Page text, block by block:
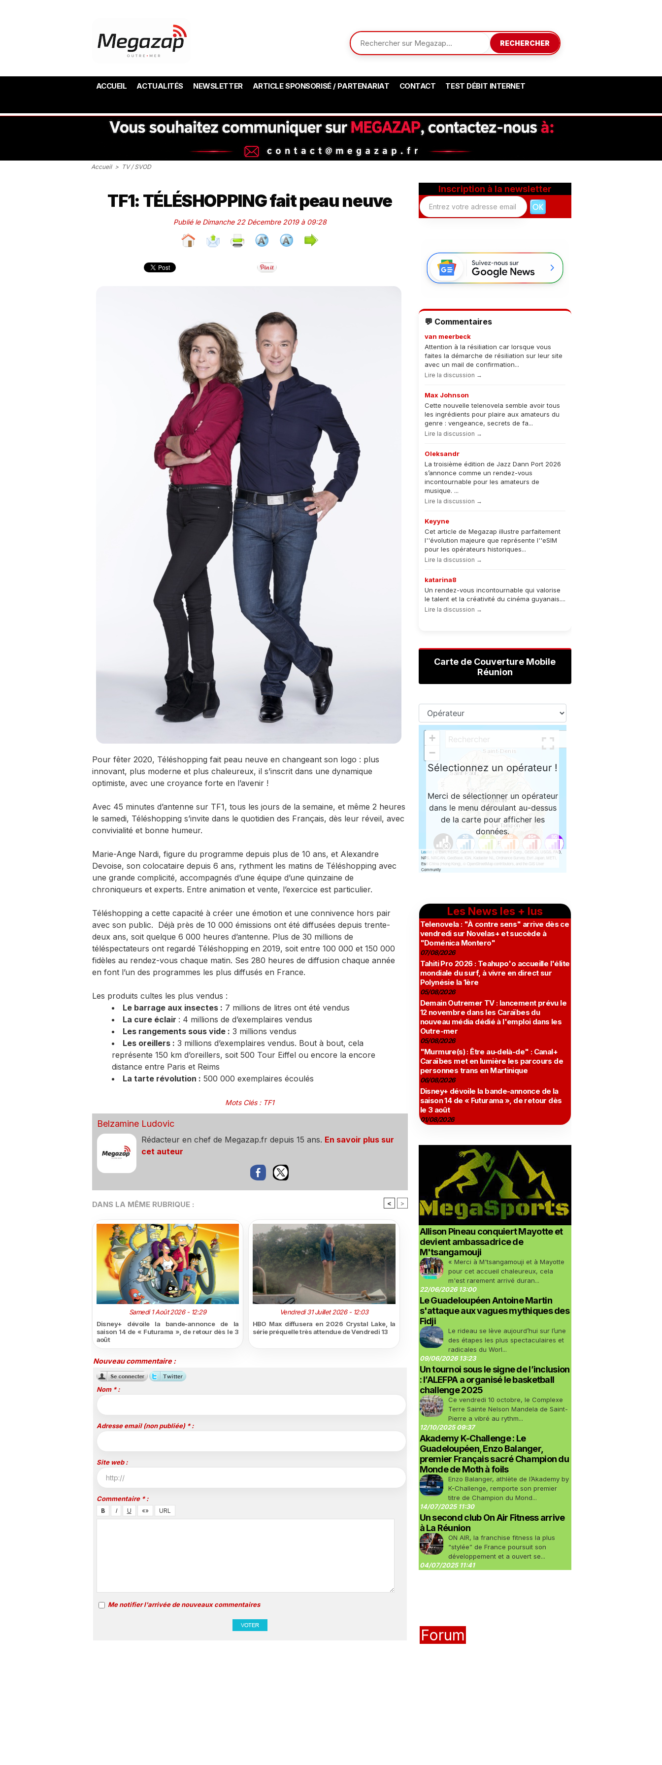
RECHERCHER
ACCUEIL ACTUALITÉS NEWSLETTER ARTICLE SPONSORISÉ / PARTENARIAT CONTACT TEST DÉBIT INTERNET
Accueil > TV / SVOD
TF1: TÉLÉSHOPPING fait peau neuve
Publié le Dimanche 22 Décembre 2019 à 09:28
Pour fêter 2020, Téléshopping fait peau neuve en changeant son logo : plus
innovant, plus moderne et plus chaleureux, il s’inscrit dans une dynamique
optimiste, avec une croyance forte en l’avenir !
Avec 45 minutes d’antenne sur TF1, tous les jours de la semaine, et même 2 heures
le samedi, Téléshopping s’invite dans le quotidien des Français, dès leur réveil, avec
convivialité et bonne humeur.
Marie-Ange Nardi, figure du programme depuis plus de 10 ans, et Alexandre
Devoise, son colocataire depuis 6 ans, rythment les matins de Téléshopping avec
une grande complicité, accompagnés d’une équipe d’une quinzaine de
chroniqueurs et experts. Entre animation et vente, l’exercice est particulier.
Téléshopping a cette capacité à créer une émotion et une connivence hors pair
avec son public. Déjà près de 10 000 émissions ont été diffusées depuis trente-
deux ans, soit quelque 6 000 heures d’antenne. Plus de 30 millions de
téléspectateurs ont regardé Téléshopping en 2019, soit entre 100 000 et 150 000
fidèles au rendez-vous chaque matin. Ses 280 heures de diffusion chaque année
en font l’un des programmes les plus diffusés en France.
Les produits cultes les plus vendus :
Le barrage aux insectes : 7 millions de litres ont été vendus
La cure éclair : 4 millions de d’exemplaires vendus
Les rangements sous vide : 3 millions vendus
Les oreillers : 3 millions d’exemplaires vendus. Bout à bout, cela
représente 150 km d’oreillers, soit 500 Tour Eiffel ou encore la encore
distance entre Paris et Reims
La tarte révolution : 500 000 exemplaires écoulés
Mots Clés: TF1
Belzamine Ludovic
Rédacteur en chef de Megazap.fr depuis 15 ans. En savoir plus sur
cet auteur
DANS LA MÊME RUBRIQUE : < >
Samedi 1 Août 2026 - 12:29
Disney+ dévoile la bande-annonce de la
saison 14 de « Futurama », de retour dès le 3
août
Vendredi 31 Juillet 2026 - 12:03
HBO Max diffusera en 2026 Crystal Lake, la
série préquelle très attendue de Vendredi 13
Nouveau commentaire :
Nom * :
Adresse email (non publiée) * :
Site web :
Commentaire * :
Me notifier l'arrivée de nouveaux commentaires
Inscription à la newsletter
💬 Commentaires
van meerbeck
Attention à la résiliation car lorsque vous
faites la démarche de résiliation sur leur site
avec un mail de confirmation...
Lire la discussion →
Max Johnson
Cette nouvelle telenovela semble avoir tous
les ingrédients pour plaire aux amateurs du
genre : vengeance, secrets de fa...
Lire la discussion →
Oleksandr
La troisième édition de Jazz Dann Port 2026
s’annonce comme un rendez-vous
incontournable pour les amateurs de
musique. ...
Lire la discussion →
Keyyne
Cet article de Megazap illustre parfaitement
l''évolution majeure que représente l''eSIM
pour les opérateurs historiques...
Lire la discussion →
katarina8
Un rendez-vous incontournable qui valorise
le talent et la créativité du cinéma guyanais....
Lire la discussion →
Carte de Couverture Mobile
Réunion
Les News les + lus
Telenovela : "À contre sens" arrive dès ce
vendredi sur Novelas+ et succède à
"Doménica Montero"
07/08/2026
Tahiti Pro 2026 : Teahupo'o accueille l'élite
mondiale du surf, à vivre en direct sur
Polynésie la 1ère
05/08/2026
Demain Outremer TV : lancement prévu le
12 novembre dans les Caraïbes du
nouveau média dédié à l'emploi dans les
Outre-mer
05/08/2026
"Murmure(s) : Être au-delà-de" : Canal+
Caraïbes met en lumière les parcours de
personnes trans en Martinique
06/08/2026
Disney+ dévoile la bande-annonce de la
saison 14 de « Futurama », de retour dès
le 3 août
01/08/2026
Allison Pineau conquiert Mayotte et
devient ambassadrice de
M'tsangamouji
« Merci à M'tsangamouji et à Mayotte
pour cet accueil chaleureux, cela
m'est rarement arrivé duran...
22/06/2026 13:00
Le Guadeloupéen Antoine Martin
s'attaque aux vagues mythiques des
Fidji
Le rideau se lève aujourd’hui sur l’une
des étapes les plus spectaculaires et
radicales du Worl...
09/06/2026 13:23
Un tournoi sous le signe de l’inclusion
: l’ALEFPA a organisé le basketball
challenge 2025
Ce vendredi 10 octobre, le Complexe
Terre Sainte Nelson Mandela de Saint-
Pierre a vibré au rythm...
12/10/2025 09:37
Akademy K-Challenge : Le
Guadeloupéen, Enzo Balanger,
premier Français sacré Champion du
Monde de Moth à foils
Enzo Balanger, athlète de l’Akademy by
K-Challenge, remporte son premier
titre de Champion du Mond...
14/07/2025 11:30
Un second club On Air Fitness arrive
à La Réunion
ON AIR, la franchise fitness la plus
“stylée” de France poursuit son
développement et a ouvert se...
04/07/2025 11:41
Forum